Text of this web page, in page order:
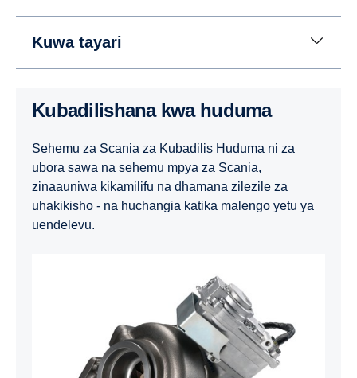
Kuwa tayari
Kubadilishana kwa huduma
Sehemu za Scania za Kubadilis Huduma ni za
ubora sawa na sehemu mpya za Scania,
zinaauniwa kikamilifu na dhamana zilezile za
uhakikisho - na huchangia katika malengo yetu ya
uendelevu.